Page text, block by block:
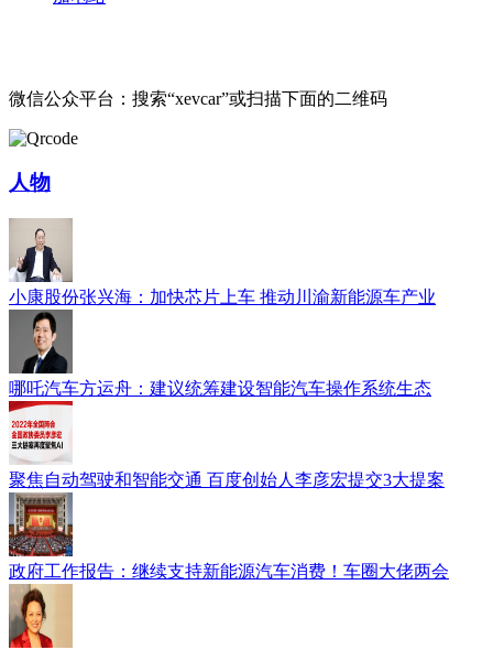
微信公众平台：搜索“xevcar”或扫描下面的二维码
人物
小康股份张兴海：加快芯片上车 推动川渝新能源车产业
哪吒汽车方运舟：建议统筹建设智能汽车操作系统生态
聚焦自动驾驶和智能交通 百度创始人李彦宏提交3大提案
政府工作报告：继续支持新能源汽车消费！车圈大佬两会